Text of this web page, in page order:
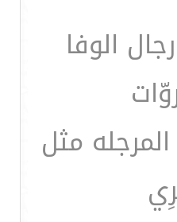
الوفا
مثل